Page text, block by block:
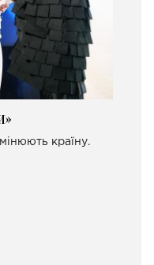
країну.